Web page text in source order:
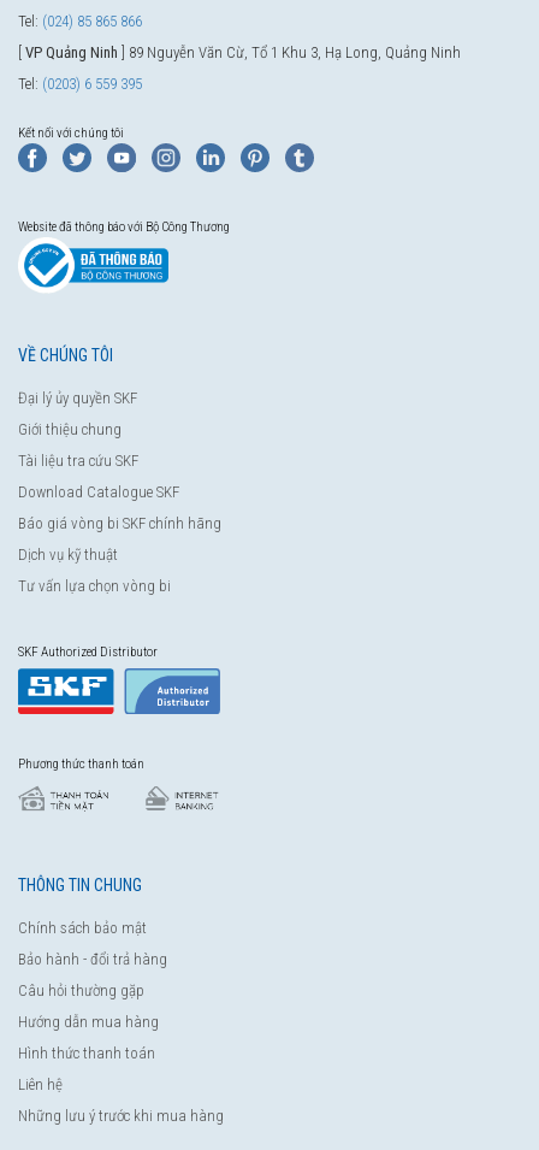
Tel: (024) 85 865 866
VP Quảng Ninh ] 89 Nguyễn Văn Cừ, Tổ 1 Khu 3, Hạ Long, Quảng Ninh
Tel: (0203) 6 559 395
Kết nối với chúng tôi
Website đã thông báo với Bộ Công Thương
VỀ CHÚNG TÔI
Đại lý ủy quyền SKF
Giới thiệu chung
Tài liệu tra cứu SKF
Download Catalogue SKF
Báo giá vòng bi SKF chính hãng
Dịch vụ kỹ thuật
Tư vấn lựa chọn vòng bi
SKF Authorized Distributor
Phương thức thanh toán
THÔNG TIN CHUNG
Chính sách bảo mật
Bảo hành - đổi trả hàng
Câu hỏi thường gặp
Hướng dẫn mua hàng
Hình thức thanh toán
Liên hệ
Những lưu ý trước khi mua hàng